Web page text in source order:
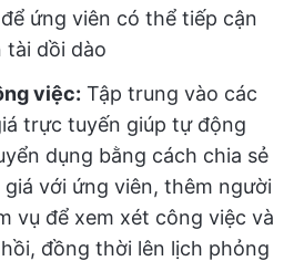
ứng viên có thể tiếp cận
tài dồi dào
việc: Tập trung vào các
trực tuyến giúp tự động
dụng bằng cách chia sẻ
với ứng viên, thêm người
vụ để xem xét công việc và
đồng thời lên lịch phỏng